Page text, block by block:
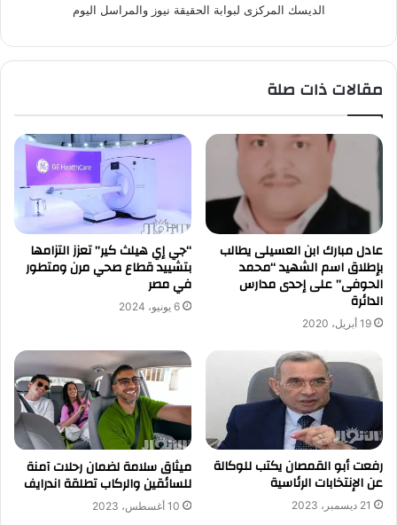
الديسك المركزى لبوابة الحقيقة نيوز والمراسل اليوم
مقالات ذات صلة
عادل مبارك ابن العسيلى يطالب
بإطلاق اسم الشهيد “محمد
الحوفى” على إحدى مدارس
الدائرة
19 أبريل، 2020
“جي إي هيلث كير” تعزز التزامها
بتشييد قطاع صحي مرن ومتطور
في مصر
6 يونيو، 2024
رفعت أبو القمصان يكتب للوكالة
عن الإنتخابات الرئاسية
21 ديسمبر، 2023
ميثاق سلامة لضمان رحلات آمنة
للسائقين والركاب تطلقة اندرايف
10 أغسطس، 2023